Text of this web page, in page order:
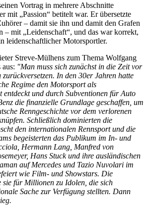
Vortrag in mehrere Abschnitte
mit „Passion“ betitelt war. Er übersetzte
– damit sie ihn und damit den Grafen
– mit „Leidenschaft“, und das war korrekt,
leidenschaftlicher Motorsportler.
Streve-Mülhens zum Thema Wolfgang
"Man muss sich zunächst in die Zeit vor
In den 30er Jahren hatte
Regime den Motorsport als
entdeckt und durch Subventionen für Auto
die finanzielle Grundlage geschaffen, um
Renngeschichte vor dem verlorenen
Schließlich dominierten die
den internationalen Rennsport und die
begeisterten das Publikum im In- und
Hermann Lang, Manfred von
Hans Stuck und ihre ausländischen
auf Mercedes und Tazio Nuvolari im
wie Film- und Showstars. Die
sie für Millionen zu Idolen, die sich
Sache zur Verfügung stellten. Dann